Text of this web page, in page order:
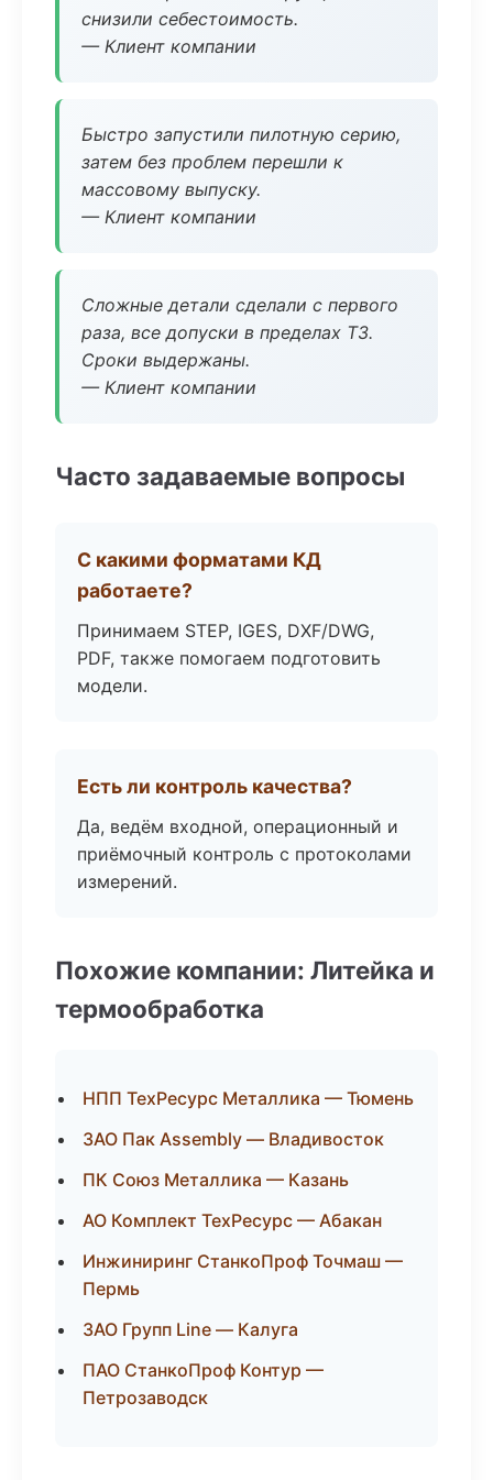
снизили себестоимость.
— Клиент компании
Быстро запустили пилотную серию,
затем без проблем перешли к
массовому выпуску.
— Клиент компании
Сложные детали сделали с первого
раза, все допуски в пределах ТЗ.
Сроки выдержаны.
— Клиент компании
Часто задаваемые вопросы
С какими форматами КД
работаете?
Принимаем STEP, IGES, DXF/DWG,
PDF, также помогаем подготовить
модели.
Есть ли контроль качества?
Да, ведём входной, операционный и
приёмочный контроль с протоколами
измерений.
Похожие компании: Литейка и
термообработка
НПП ТехРесурс Металлика — Тюмень
ЗАО Пак Assembly — Владивосток
ПК Союз Металлика — Казань
АО Комплект ТехРесурс — Абакан
Инжиниринг СтанкоПроф Точмаш —
Пермь
ЗАО Групп Line — Калуга
ПАО СтанкоПроф Контур —
Петрозаводск